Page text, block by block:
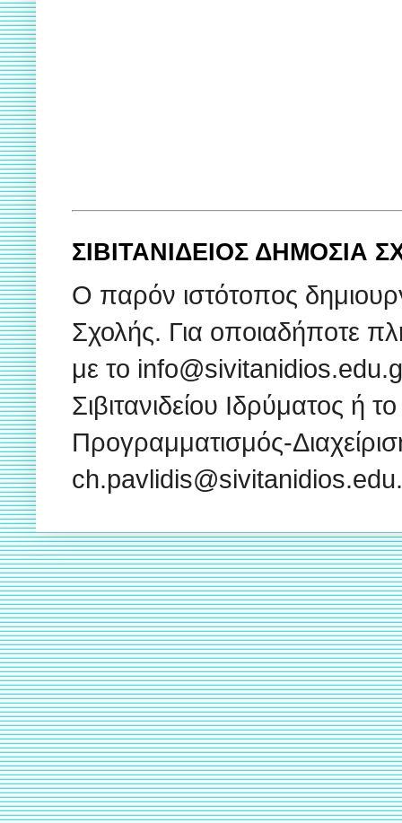
ΣΙΒΙΤΑΝΙΔΕΙΟΣ
Ο παρόν ιστότοπος
Σχολής. Για οποιαδήποτε
με το
Σιβιτανιδείου Ιδρύματος ή
Προγραμματισμός-